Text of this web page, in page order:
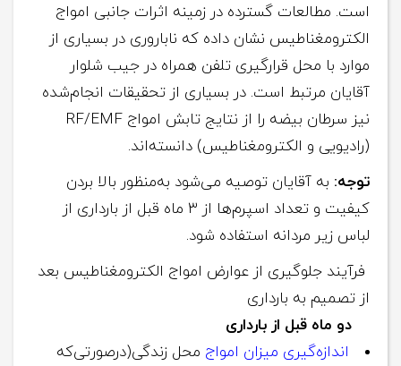
است. مطالعات گسترده در زمینه اثرات جانبی امواج
الکترومغناطیس نشان داده که ناباروری در بسیاری از
موارد با محل قرارگیری تلفن همراه در جیب شلوار
آقایان مرتبط است. در بسیاری از تحقیقات انجام‌شده
نیز سرطان بیضه را از نتایج تابش امواج RF/EMF
(رادیویی و الکترومغناطیس) دانسته‌اند.
توجه: به آقایان توصیه می‌شود به‌منظور بالا بردن
کیفیت و تعداد اسپرم‌ها از ۳ ماه قبل از بارداری از
لباس‌ زیر مردانه استفاده شود.
فرآیند جلوگیری از عوارض امواج الکترومغناطیس بعد
از تصمیم به بارداری
دو ماه قبل از بارداری
اندازه‌گیری میزان امواج محل زندگی(درصورتی‌که